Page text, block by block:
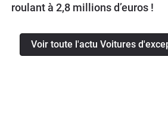
roulant à 2,8 millions d’euros !
Voir toute l'actu Voitures